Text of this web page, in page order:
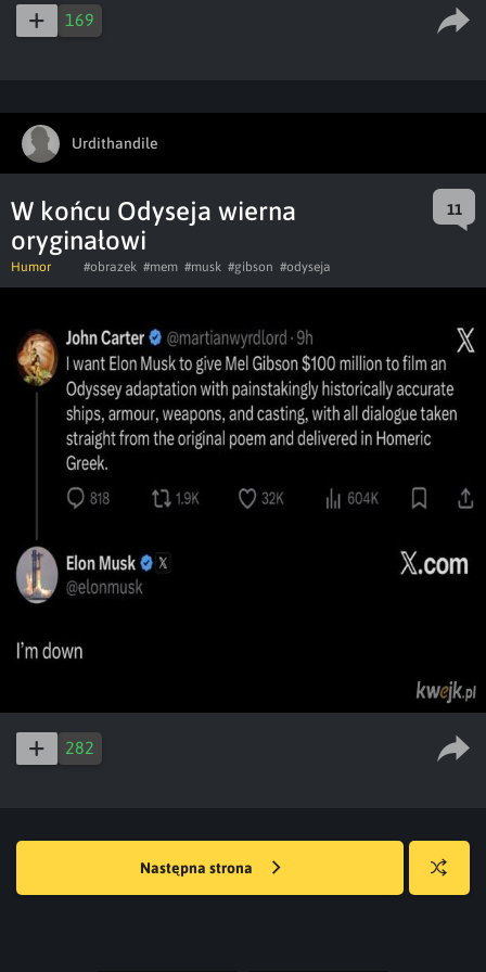
169
Urdithandile
W końcu Odyseja wierna
oryginałowi
11
Humor #obrazek #mem #musk #gibson #odyseja
282
Następna strona